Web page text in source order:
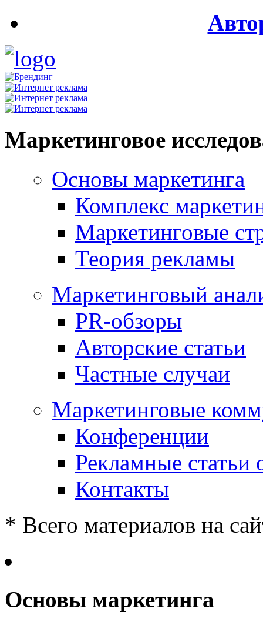
Маркетинговое
Основы маркетинга
Комплекс
Маркетинговые
Теория рекламы
Маркетинговый
PR-обзоры
Авторские статьи
Частные случаи
Маркетинговые
Конференции
Рекламные статьи
Контакты
* Всего материалов на
Основы маркетинга